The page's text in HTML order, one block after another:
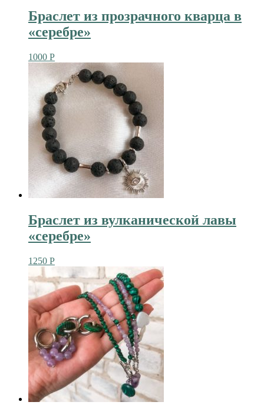
Браслет из прозрачного кварца в
«серебре»
1000 Р
Браслет из вулканической лавы
«серебре»
1250 Р